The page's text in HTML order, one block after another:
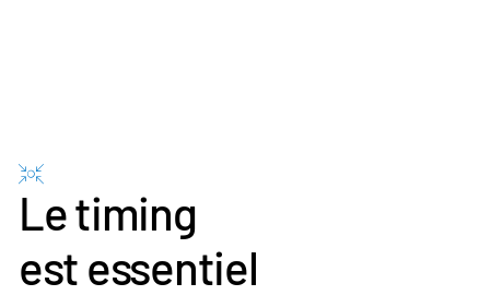
Le timing
est essentiel